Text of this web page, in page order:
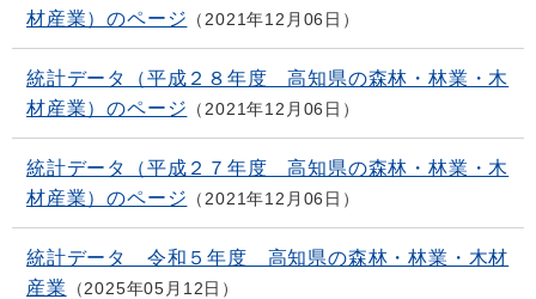
材産業）のページ
2021年12月06日
統計データ（平成２８年度 高知県の森林・林業・木
材産業）のページ
2021年12月06日
統計データ（平成２７年度 高知県の森林・林業・木
材産業）のページ
2021年12月06日
統計データ 令和５年度 高知県の森林・林業・木材
産業
2025年05月12日